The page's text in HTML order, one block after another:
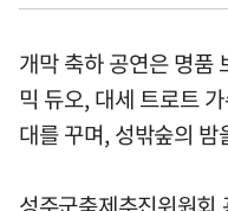
개막 축하 공연은 명품
믹 듀오, 대세 트로트
대를 꾸며, 성밖숲의